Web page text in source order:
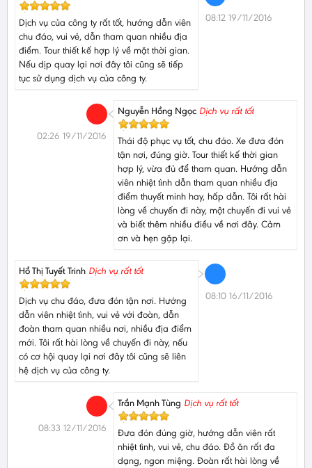
Dịch vụ của công ty rất tốt, hướng dẫn viên
chu đáo, vui vẻ, dẫn tham quan nhiều địa
điểm. Tour thiết kế hợp lý về mặt thời gian.
Nếu dịp quay lại nơi đây tôi cũng sẽ tiếp
tục sử dụng dịch vụ của công ty.
08:12 19/11/2016
Nguyễn Hồng Ngọc Dịch vụ rất tốt
Thái độ phục vụ tốt, chu đáo. Xe đưa đón
tận nơi, đúng giờ. Tour thiết kế thời gian
hợp lý, vừa đủ để tham quan. Hướng dẫn
viên nhiệt tình dẫn tham quan nhiều địa
điểm thuyết minh hay, hấp dẫn. Tôi rất hài
lòng về chuyến đi này, một chuyến đi vui vẻ
và biết thêm nhiều điều về nơi đây. Cảm
ơn và hẹn gặp lại.
02:26 19/11/2016
Hồ Thị Tuyết Trinh Dịch vụ rất tốt
Dịch vụ chu đáo, đưa đón tận nơi. Hướng
dẫn viên nhiệt tình, vui vẻ với đoàn, dẫn
đoàn tham quan nhiều nơi, nhiều địa điểm
mới. Tôi rất hài lòng về chuyến đi này, nếu
có cơ hội quay lại nơi đây tôi cũng sẽ liên
hệ dịch vụ của công ty.
08:10 16/11/2016
Trần Mạnh Tùng Dịch vụ rất tốt
Đưa đón đúng giờ, hướng dẫn viên rất
nhiệt tình, vui vẻ, chu đáo. Đồ ăn rất đa
dạng, ngon miệng. Đoàn rất hài lòng về
08:33 12/11/2016